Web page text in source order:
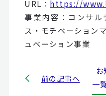
URL： https://
事業内容：コンサル
ス・モチベーション
ュベーション事業
前の記事へ
お
一